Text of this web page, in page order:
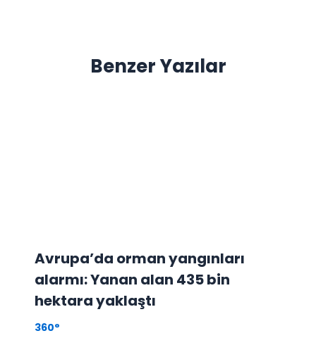
Benzer Yazılar
Avrupa’da orman yangınları
alarmı: Yanan alan 435 bin
hektara yaklaştı
360°